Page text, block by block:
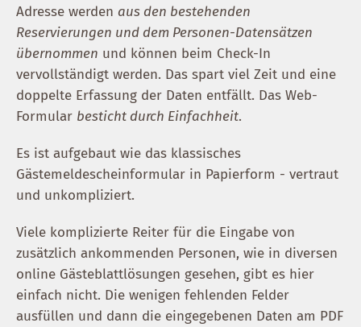
Adresse werden aus den bestehenden
Reservierungen und dem Personen-Datensätzen
übernommen und können beim Check-In
vervollständigt werden. Das spart viel Zeit und eine
doppelte Erfassung der Daten entfällt. Das Web-
Formular besticht durch Einfachheit.
Es ist aufgebaut wie das klassisches
Gästemeldescheinformular in Papierform - vertraut
und unkompliziert.
Viele komplizierte Reiter für die Eingabe von
zusätzlich ankommenden Personen, wie in diversen
online Gästeblattlösungen gesehen, gibt es hier
einfach nicht. Die wenigen fehlenden Felder
ausfüllen und dann die eingegebenen Daten am PDF